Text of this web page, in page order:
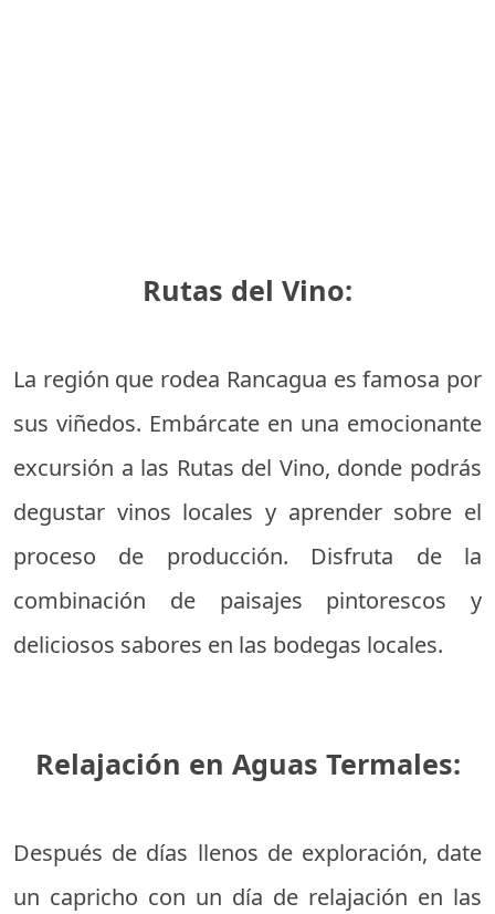
Rutas del Vino:
La región que rodea Rancagua es famosa por
sus viñedos. Embárcate en una emocionante
excursión a las Rutas del Vino, donde podrás
degustar vinos locales y aprender sobre el
proceso de producción. Disfruta de la
combinación de paisajes pintorescos y
deliciosos sabores en las bodegas locales.
Relajación en Aguas Termales:
Después de días llenos de exploración, date
un capricho con un día de relajación en las